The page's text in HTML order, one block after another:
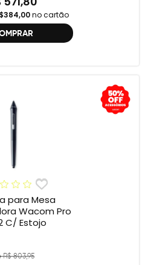
no cartão
para Mesa
Wacom Pro
C/ Estojo
R$ 803,95